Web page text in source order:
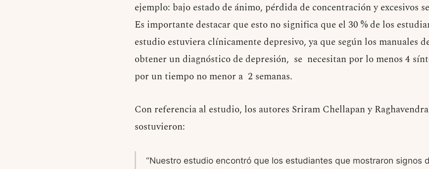
ejemplo: bajo estado de ánimo, pérdida de concentración y excesivos
Es importante destacar que esto no significa que el 30 % de los
estudio estuviera clínicamente depresivo, ya que según los manuales
obtener un diagnóstico de depresión, se necesitan por lo menos 4
por un tiempo no menor a 2 semanas.
Con referencia al estudio, los autores Sriram Chellapan y
sostuvieron:
“Nuestro estudio encontró que los estudiantes que mostraron signos